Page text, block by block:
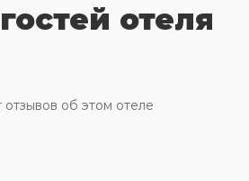
сразу при заезде. В
взять питомца. В мини-
могли отдохнуть после
есть душ и телевизор.
отеля
отзывов об этом отеле